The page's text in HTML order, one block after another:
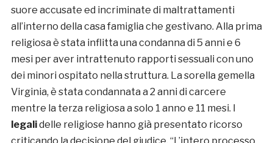
suore accusate ed incriminate di maltrattamenti
all’interno della casa famiglia che gestivano. Alla prima
religiosa è stata inflitta una condanna di 5 anni e 6
mesi per aver intrattenuto rapporti sessuali con uno
dei minori ospitato nella struttura. La sorella gemella
Virginia, è stata condannata a 2 anni di carcere
mentre la terza religiosa a solo 1 anno e 11 mesi. I
legalidelle religiose hanno già presentato ricorso